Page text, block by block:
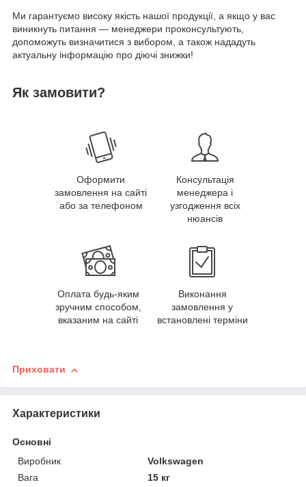
Ми гарантуємо високу якість нашої продукції, а якщо у вас
виникнуть питання — менеджери проконсультують,
допоможуть визначитися з вибором, а також нададуть
актуальну інформацію про діючі знижки!
Як замовити?
Оформити
замовлення на сайті
або за телефоном
Консультація
менеджера і
узгодження всіх
нюансів
Оплата будь-яким
зручним способом,
вказаним на сайті
Виконання
замовлення у
встановлені терміни
Приховати
Характеристики
Основні
Виробник
Volkswagen
Вага
15 кг